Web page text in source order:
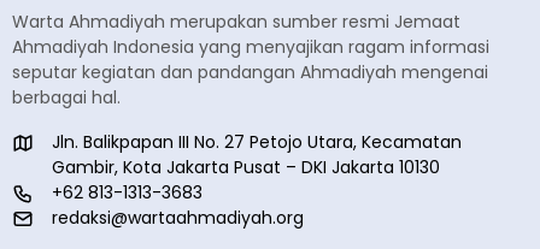
Warta Ahmadiyah merupakan sumber resmi Jemaat
Ahmadiyah Indonesia yang menyajikan ragam informasi
seputar kegiatan dan pandangan Ahmadiyah mengenai
berbagai hal.
Jln. Balikpapan III No. 27 Petojo Utara, Kecamatan
Gambir, Kota Jakarta Pusat – DKI Jakarta 10130
+62 813-1313-3683
redaksi@wartaahmadiyah.org